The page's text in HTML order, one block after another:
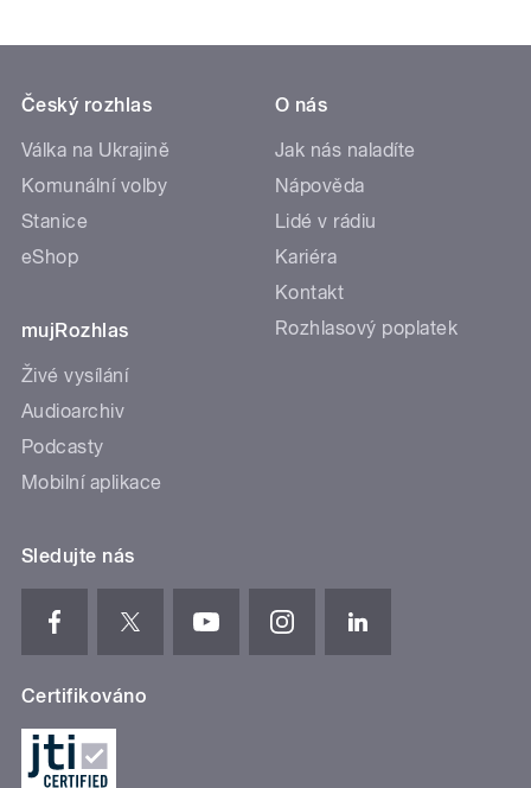
Český rozhlas
Válka na Ukrajině
Komunální volby
Stanice
eShop
mujRozhlas
Živé vysílání
Audioarchiv
Podcasty
Mobilní aplikace
O nás
Jak nás naladíte
Nápověda
Lidé v rádiu
Kariéra
Kontakt
Rozhlasový poplatek
Sledujte nás
Certifikováno